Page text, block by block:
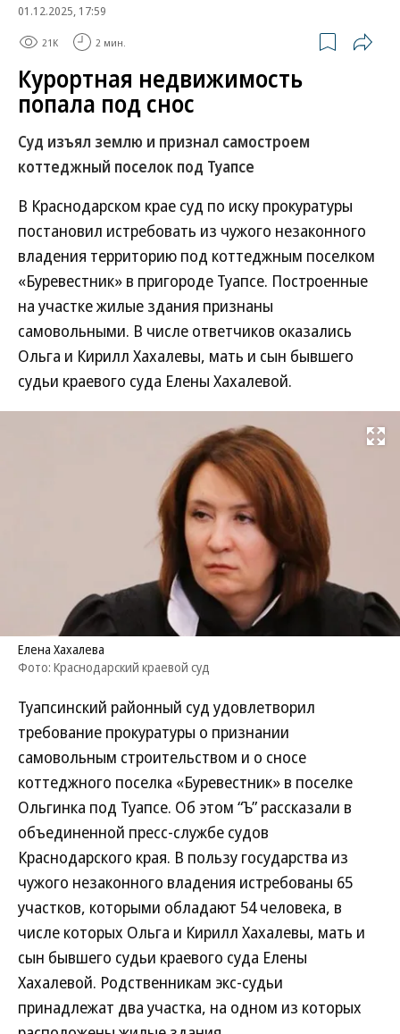
01.12.2025, 17:59
21K 2 мин.
Курортная недвижимость
попала под снос
Суд изъял землю и признал самостроем
коттеджный поселок под Туапсе
В Краснодарском крае суд по иску прокуратуры
постановил истребовать из чужого незаконного
владения территорию под коттеджным поселком
«Буревестник» в пригороде Туапсе. Построенные
на участке жилые здания признаны
самовольными. В числе ответчиков оказались
Ольга и Кирилл Хахалевы, мать и сын бывшего
судьи краевого суда Елены Хахалевой.
Развернуть
Елена Хахалева
Фото: Краснодарский краевой суд
Туапсинский районный суд удовлетворил
требование прокуратуры о признании
самовольным строительством и о сносе
коттеджного поселка «Буревестник» в поселке
Ольгинка под Туапсе. Об этом “Ъ” рассказали в
объединенной пресс-службе судов
Краснодарского края. В пользу государства из
чужого незаконного владения истребованы 65
участков, которыми обладают 54 человека, в
числе которых Ольга и Кирилл Хахалевы, мать и
сын бывшего судьи краевого суда Елены
Хахалевой. Родственникам экс-судьи
принадлежат два участка, на одном из которых